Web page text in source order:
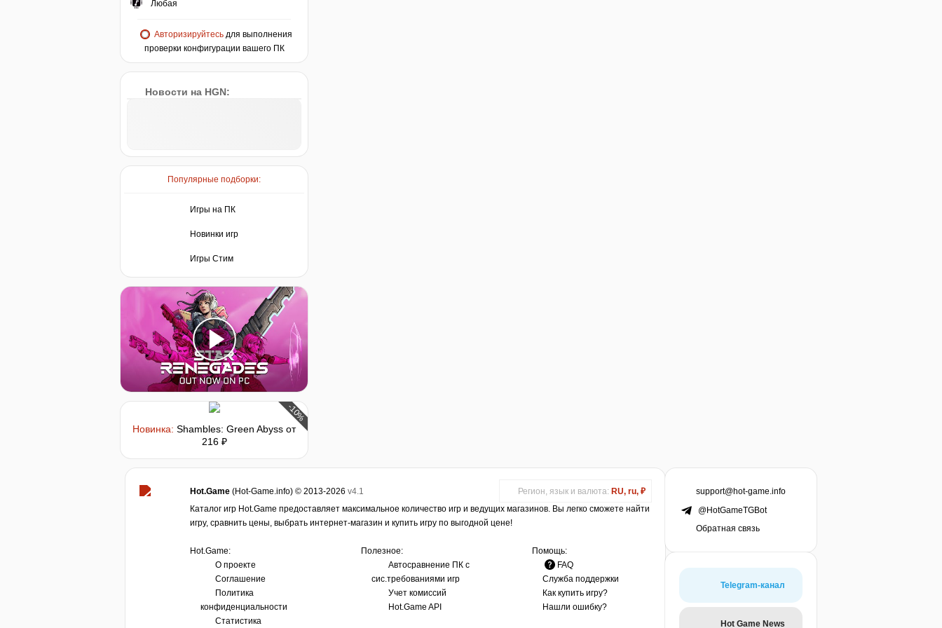
Любая
Авторизируйтесьдля выполнения
проверки конфигурации вашего ПК
Новости на HGN:
Популярные подборки:
Игры на ПК
Новинки игр
Игры Стим
-10%
Новинка: Shambles: Green Abyss от
216 ₽
Hot.Game (Hot-Game.info) © 2013-2026 v4.1 Регион, язык и валюта: RU, ru, ₽
Каталог игр Hot.Game предоставляет максимальное количество игр и ведущих магазинов. Вы легко сможете найти
игру, сравнить цены, выбрать интернет-магазин и купить игру по выгодной цене!
Hot.Game:
О проекте
Соглашение
Политика
конфиденциальности
Статистика
Полезное:
Автосравнение ПК с
сис.требованиями игр
Учет комиссий
Hot.Game API
Помощь:
FAQ
Служба поддержки
Как купить игру?
Нашли ошибку?
support@hot-game.info
@HotGameTGBot
Обратная связь
Telegram-канал
Hot Game News